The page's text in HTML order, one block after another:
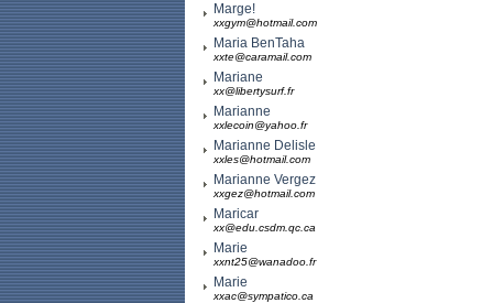
Marge!
xxgym@hotmail.com
Maria BenTaha
xxte@caramail.com
Mariane
xx@libertysurf.fr
Marianne
xxlecoin@yahoo.fr
Marianne Delisle
xxles@hotmail.com
Marianne Vergez
xxgez@hotmail.com
Maricar
xx@edu.csdm.qc.ca
Marie
xxnt25@wanadoo.fr
Marie
xxac@sympatico.ca